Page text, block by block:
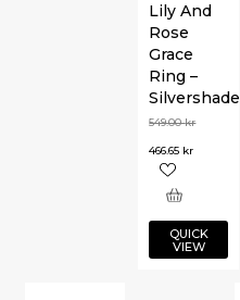
Lily And
Rose
Grace
Ring –
Silvershade
549.00kr
466.65 kr
QUICK
VIEW